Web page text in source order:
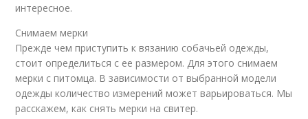
интересное.
Снимаем мерки
Прежде чем приступить к вязанию собачьей одежды,
стоит определиться с ее размером. Для этого снимаем
мерки с питомца. В зависимости от выбранной модели
одежды количество измерений может варьироваться. Мы
расскажем, как снять мерки на свитер.